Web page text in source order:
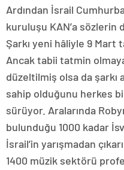
Ardından İsrail
kuruluşu KAN’a sözlerin
Şarkı yeni hâliyle 9 Mart
Ancak tabii tatmin
düzeltilmiş olsa da şarkı
sahip olduğunu herkes
sürüyor. Aralarında
bulunduğu 1000 kadar
İsrail’in yarışmadan
1400 müzik sektörü